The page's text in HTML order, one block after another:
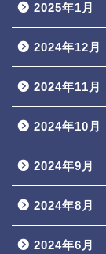
2025年1月
2024年12月
2024年11月
2024年10月
2024年9月
2024年8月
2024年6月